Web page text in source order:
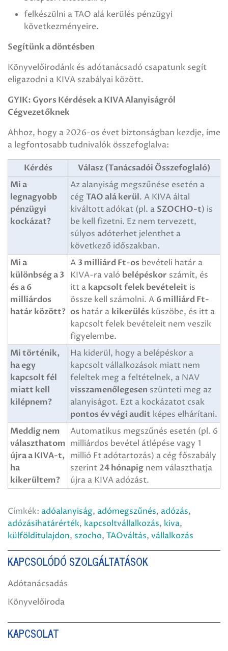
felkészülni a TAO alá kerülés pénzügyi
következményeire.
Segítünk a döntésben
Könyvelőirodánk és adótanácsadó csapatunk segít
eligazodni a KIVA szabályai között.
GYIK: Gyors Kérdések a KIVA Alanyiságról
Cégvezetőknek
Ahhoz, hogy a 2026-os évet biztonságban kezdje, íme
a legfontosabb tudnivalók összefoglalva:
Kérdés
Válasz (Tanácsadói Összefoglaló)
Mi a
legnagyobb
pénzügyi
kockázat?
Az alanyiság megszűnése esetén a
cégTAO alá kerül. A KIVA által
kiváltott adókat (pl. a SZOCHO-t) is
be kell fizetni. Ez nem tervezett,
súlyos adóterhet jelenthet a
következő időszakban.
Mi a
különbség a 3
és a 6
milliárdos
határ között?
A 3 milliárd Ft-os bevételi határ a
KIVA-ra való belépéskor számít, és
itt a kapcsolt felek bevételeit is
össze kell számolni. A 6 milliárd Ft-
os határ a kikerülés küszöbe, és itt a
kapcsolt felek bevételeit nem veszik
figyelembe.
Mi történik,
ha egy
kapcsolt fél
miatt kell
kilépnem?
Ha kiderül, hogy a belépéskor a
kapcsolt vállalkozások miatt nem
feleltek meg a feltételnek, a NAV
visszamenőlegesen szünteti meg az
alanyiságot. Ezt a kockázatot csak
pontos év végi audit képes elhárítani.
Meddig nem
választhatom
újra a KIVA-t,
ha
kikerültem?
Automatikus megszűnés esetén (pl. 6
milliárdos bevétel átlépése vagy 1
millió Ft adótartozás) a cég főszabály
szerint24 hónapig nem választhatja
újra a KIVA adózást.
Címkék: adóalanyiság, adómegszűnés, adózás,
adózásihatárérték, kapcsoltvállalkozás, kiva,
külfölditulajdon, szocho, TAOváltás, vállalkozás
KAPCSOLÓDÓ SZOLGÁLTATÁSOK
Adótanácsadás
Könyvelőiroda
KAPCSOLAT